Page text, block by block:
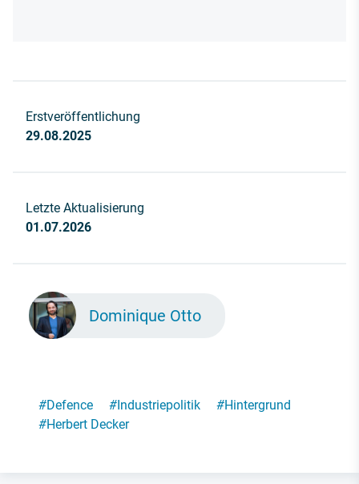
Erstveröffentlichung
29.08.2025
Letzte Aktualisierung
01.07.2026
Dominique Otto
#Defence #Industriepolitik #Hintergrund
#Herbert Decker